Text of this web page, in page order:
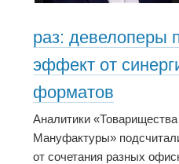
раз: девелоперы
эффект от
форматов
Аналитики
Мануфактуры»
от сочетания разных